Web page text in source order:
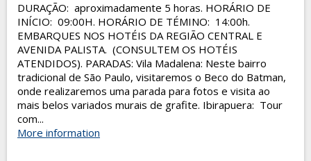
DURAÇÃO: aproximadamente 5 horas. HORÁRIO DE
INÍCIO: 09:00H. HORÁRIO DE TÉMINO: 14:00h.
EMBARQUES NOS HOTÉIS DA REGIÃO CENTRAL E
AVENIDA PALISTA. (CONSULTEM OS HOTÉIS
ATENDIDOS). PARADAS: Vila Madalena: Neste bairro
tradicional de São Paulo, visitaremos o Beco do Batman,
onde realizaremos uma parada para fotos e visita ao
mais belos variados murais de grafite. Ibirapuera: Tour
com...
More information